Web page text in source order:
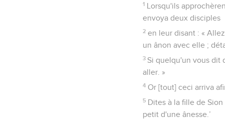
1 Lorsqu'ils
envoya deux disciples
2 en leur disant : «
un ânon avec elle ;
3 Si quelqu'un vous dit
aller. »
4 Or [tout] ceci arriva
5 Dites à la fille de
petit d'une ânesse.’